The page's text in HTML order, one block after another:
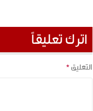
اترك تعليقاً
التعليق*